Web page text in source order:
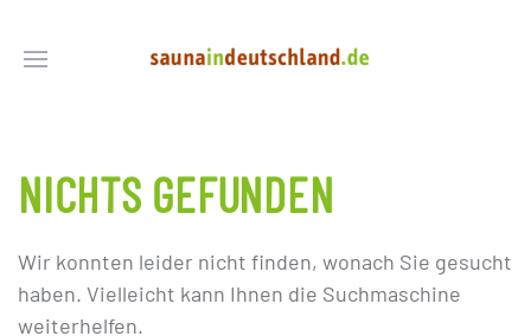
NICHTS GEFUNDEN
Wir konnten leider nicht finden, wonach Sie gesucht
haben. Vielleicht kann Ihnen die Suchmaschine
weiterhelfen.